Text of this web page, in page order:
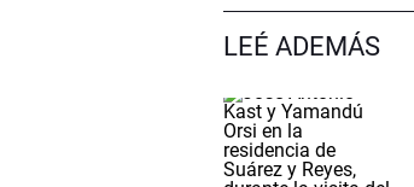
LEÉ ADEMÁS